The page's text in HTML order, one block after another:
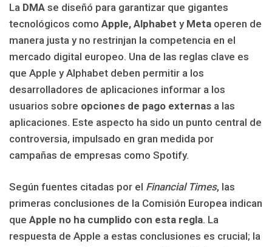
La DMA se diseñó para garantizar que gigantes
tecnológicos como Apple, Alphabet y Meta operen de
manera justa y no restrinjan la competencia en el
mercado digital europeo. Una de las reglas clave es
que Apple y Alphabet deben permitir a los
desarrolladores de aplicaciones informar a los
usuarios sobre opciones de pago externas a las
aplicaciones. Este aspecto ha sido un punto central de
controversia, impulsado en gran medida por
campañas de empresas como Spotify.
Según fuentes citadas por el Financial Times, las
primeras conclusiones de la Comisión Europea indican
que Apple no ha cumplido con esta regla. La
respuesta de Apple a estas conclusiones es crucial; la